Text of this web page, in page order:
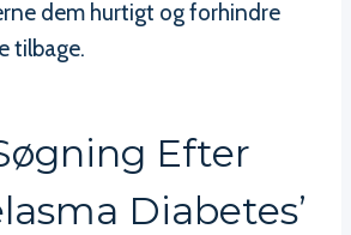
dem hurtigt og forhindre
tilbage.
Efter
Diabetes’